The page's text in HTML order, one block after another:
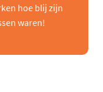
hoe blij zijn
waren!